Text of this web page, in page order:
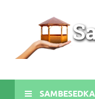
SAMBESEDKA